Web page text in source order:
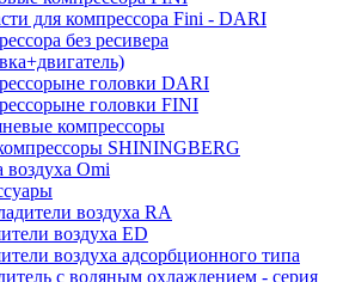
для компрессора Fini - DARI
без ресивера
головки DARI
головки FINI
компрессоры
SHININGBERG
воздуха Omi
воздуха RA
воздуха ED
воздуха адсорбционного типа
с водяным охлаждением - серия